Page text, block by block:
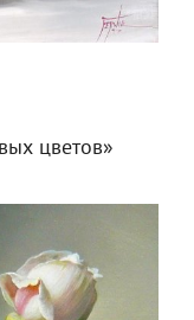
цветов»